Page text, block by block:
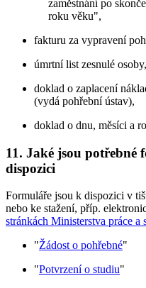
zaměstnání po
roku věku",
fakturu za vypravení
úmrtní list zesnulé osoby,
doklad o zaplacení
(vydá pohřební ústav),
doklad o dnu, měsíci a
11. Jaké jsou potřebné
dispozici
Formuláře jsou k dispozici v
nebo ke stažení, příp.
stránkách Ministerstva práce a
"Žádost o pohřebné"
"Potvrzení o studiu"